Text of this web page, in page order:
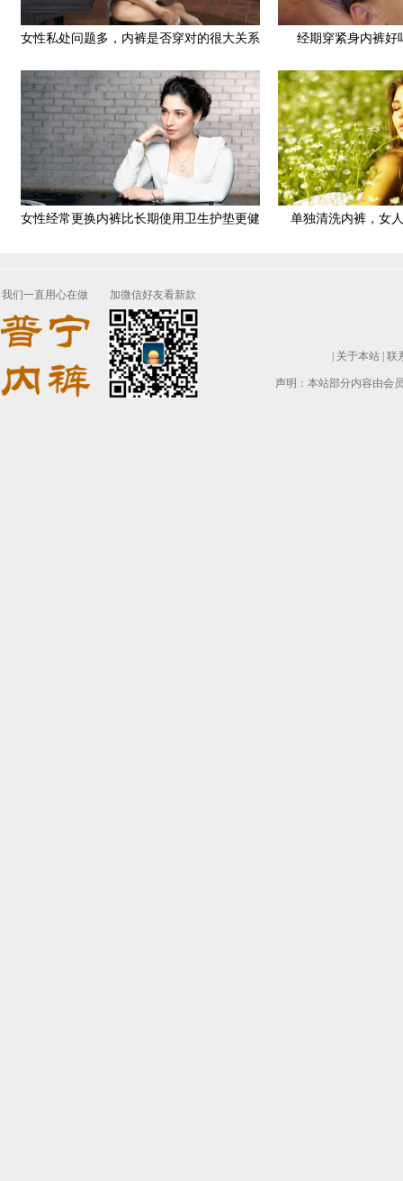
女性私处问题多，内裤是否穿对的很大关系 经期穿紧身内裤好
女性经常更换内裤比长期使用卫生护垫更健
单独清洗内裤，女
关于本站 联
声明：本站部分内容由会
我们一直用心在做 加微信好友看新款